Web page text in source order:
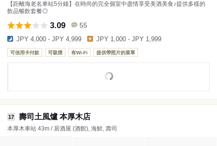
【距離海老名車站5分鐘】在時尚的完全個室中盡情享受美酒美食♪提供多樣的
飲品暢飲套餐◎
3.09 55
JPY 4,000 - JPY 4,999 JPY 1,000 - JPY 1,999
可信用卡付款 可吸煙 有Wi-Fi 提供帶照片的菜單
17 壽司土風爐 本厚木店
本厚木車站 43m / 居酒屋 (酒館), 海鮮, 壽司